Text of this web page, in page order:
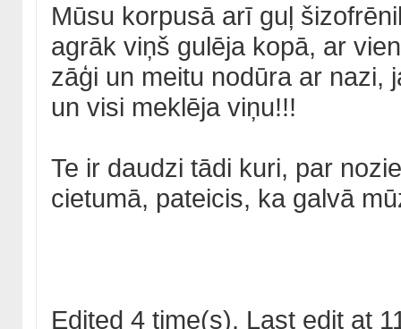
Mūsu korpusā arī guļ
agrāk viņš gulēja kopā, ar
zāģi un meitu nodūra ar nazi,
un visi meklēja viņu!!!
Te ir daudzi tādi kuri, par
cietumā, pateicis, ka galvā
Edited 4 time(s). Last edit at